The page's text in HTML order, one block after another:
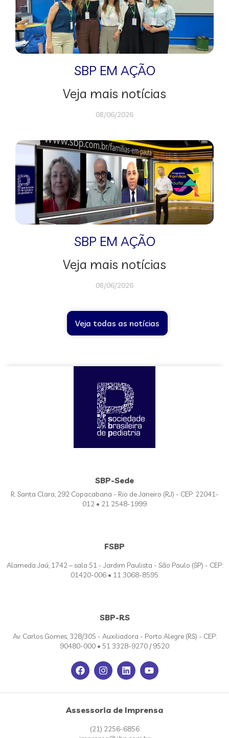
SBP EM AÇÃO
Veja mais notícias
08/06/2026
SBP EM AÇÃO
Veja mais notícias
08/06/2026
Veja todas as notícias
SBP-Sede
R. Santa Clara, 292 Copacabana - Rio de Janeiro (RJ) - CEP: 22041-
012 • 21 2548-1999
FSBP
Alameda Jaú, 1742 – sala 51 - Jardim Paulista - São Paulo (SP) - CEP:
01420-006 • 11 3068-8595
SBP-RS
Av. Carlos Gomes, 328/305 - Auxiliadora - Porto Alegre (RS) - CEP:
90480-000 • 51 3328-9270 / 9520
Assessoria de Imprensa
(21) 2256-6856